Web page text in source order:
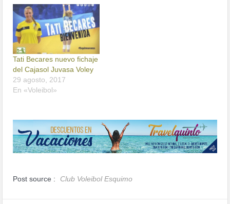
Tati Becares nuevo fichaje
del Cajasol Juvasa Voley
29 agosto, 2017
En «Voleibol»
Post source : Club Voleibol Esquimo